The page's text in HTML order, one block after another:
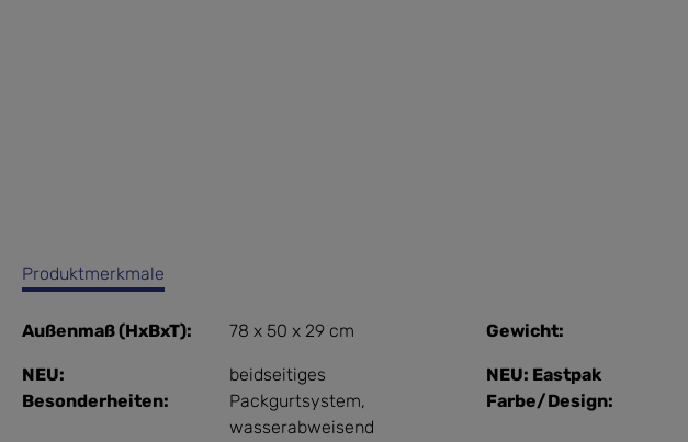
Produktmerkmale
Außenmaß (HxBxT): 78 x 50 x 29 cm Gewicht:
NEU:
Besonderheiten:
beidseitiges
Packgurtsystem,
wasserabweisend
NEU: Eastpak
Farbe/Design: